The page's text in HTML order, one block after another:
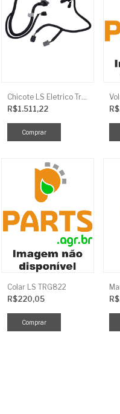
Chicote LS Eletrico Traseiro TRG730FCI
R$1.511,22
Colar LS TRG822
R$220,05